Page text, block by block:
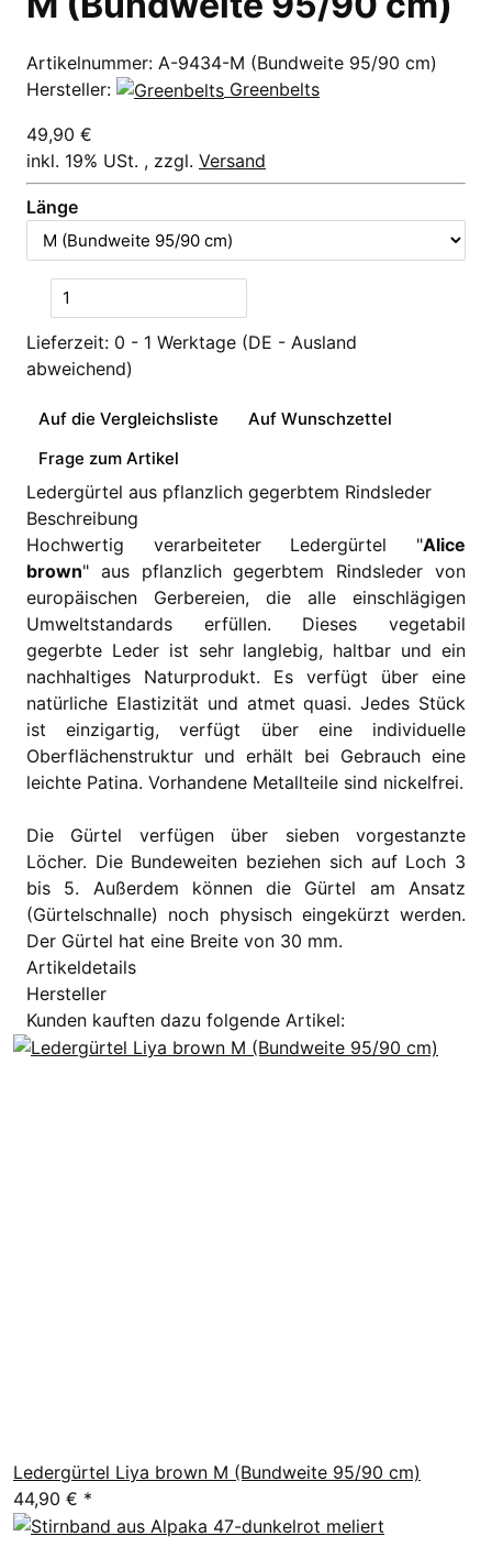
Artikelnummer: A-9434-M (Bundweite 95/90 cm)
Hersteller:
Greenbelts
49,90 €
inkl. 19% USt. , zzgl. Versand
Länge
Lieferzeit: 0 - 1 Werktage (DE - Ausland
abweichend)
Auf die Vergleichsliste
Auf Wunschzettel
Frage zum Artikel
Ledergürtel aus pflanzlich gegerbtem Rindsleder
Beschreibung
Hochwertig verarbeiteter Ledergürtel "Alice
brown" aus pflanzlich gegerbtem Rindsleder von
europäischen Gerbereien, die alle einschlägigen
Umweltstandards erfüllen. Dieses vegetabil
gegerbte Leder ist sehr langlebig, haltbar und ein
nachhaltiges Naturprodukt. Es verfügt über eine
natürliche Elastizität und atmet quasi. Jedes Stück
ist einzigartig, verfügt über eine individuelle
Oberflächenstruktur und erhält bei Gebrauch eine
leichte Patina. Vorhandene Metallteile sind nickelfrei.
Die Gürtel verfügen über sieben vorgestanzte
Löcher. Die Bundeweiten beziehen sich auf Loch 3
bis 5. Außerdem können die Gürtel am Ansatz
(Gürtelschnalle) noch physisch eingekürzt werden.
Der Gürtel hat eine Breite von 30 mm.
Artikeldetails
Hersteller
Kunden kauften dazu folgende Artikel:
Ledergürtel Liya brown M (Bundweite 95/90 cm)
44,90 € *